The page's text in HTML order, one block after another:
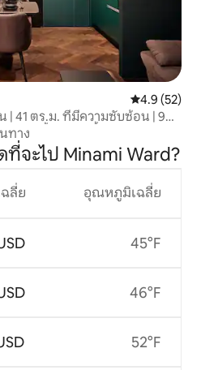
คะแนนเฉลี่ย
4.9 (52)
| 41 ตร.ม. ที่มีความซับซ้อน | 9
ห่ง ชั้น 6 | ไม้เนื้อหยาบและสี
ทาง
จะไป Minami Ward?
ฉลี่ย อุณหภูมิเฉลี่ย
45°F
46°F
52°F